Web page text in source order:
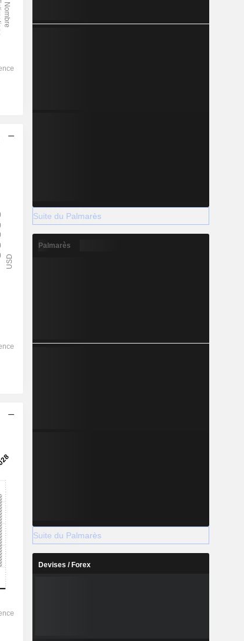
Suite du Palmarès
Palmarès
Suite du Palmarès
Devises / Forex